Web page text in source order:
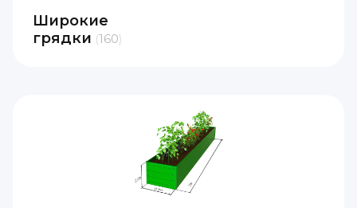
Широкие
грядки 160